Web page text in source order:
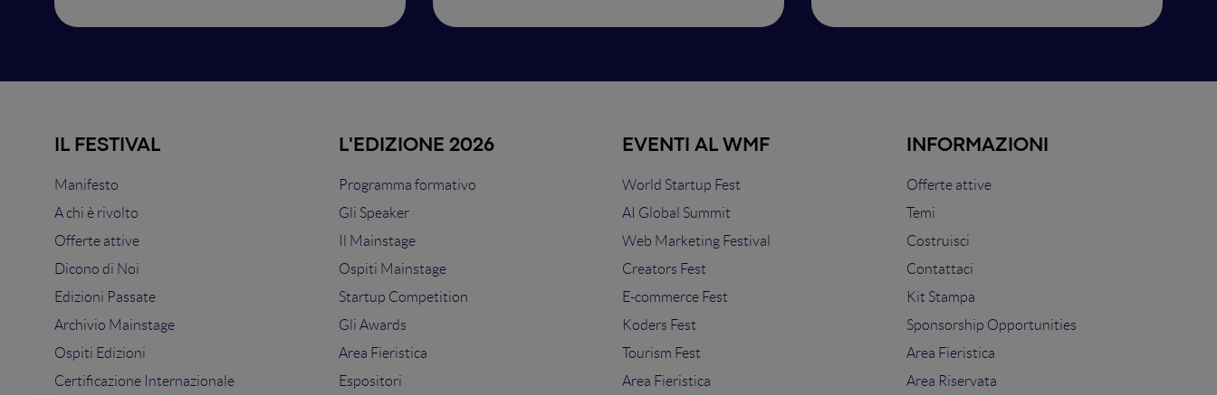
IL FESTIVAL
Manifesto
A chi è rivolto
Offerte attive
Dicono di Noi
Edizioni Passate
Archivio Mainstage
Ospiti Edizioni
Certificazione Internazionale
L'EDIZIONE 2026
Programma formativo
Gli Speaker
Il Mainstage
Ospiti Mainstage
Startup Competition
Gli Awards
Area Fieristica
Espositori
EVENTI AL WMF
World Startup Fest
AI Global Summit
Web Marketing Festival
Creators Fest
E-commerce Fest
Koders Fest
Tourism Fest
Area Fieristica
INFORMAZIONI
Offerte attive
Temi
Costruisci
Contattaci
Kit Stampa
Sponsorship Opportunities
Area Fieristica
Area Riservata